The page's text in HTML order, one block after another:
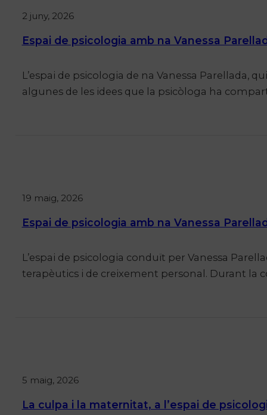
2 juny, 2026
Espai de psicologia amb na Vanessa
L’espai de psicologia de na Vanessa
algunes de les idees que la psicòloga ha
19 maig, 2026
Espai de psicologia amb na Vanessa
L’espai de psicologia conduït per Vanessa
terapèutics i de creixement personal. Durant la
5 maig, 2026
La culpa i la maternitat, a l’espai de